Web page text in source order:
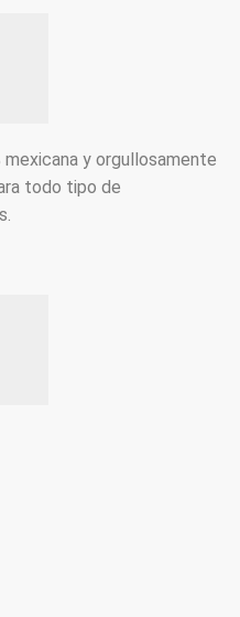
y orgullosamente
todo tipo de